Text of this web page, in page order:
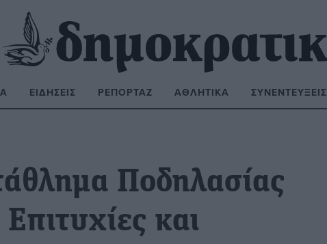
ΕΙΔΉΣΕΙΣ ΡΕΠΟΡΤΆΖ ΑΘΛΗΤΙΚΆ ΣΥΝΕΝΤΕΎΞΕΙΣ
Ποδηλασίας
και